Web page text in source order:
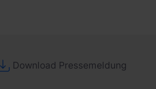
Download Pressemeldung